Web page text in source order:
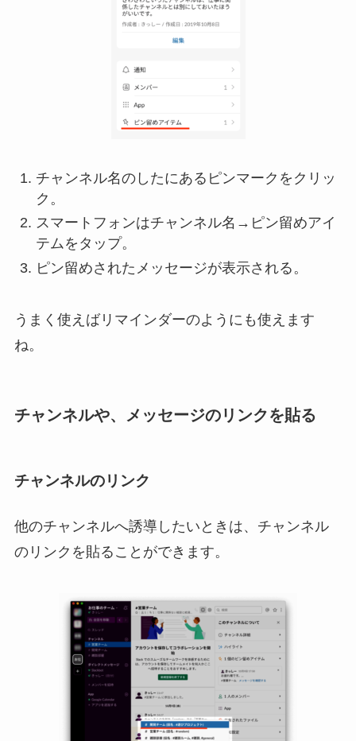
チャンネル名のしたにあるピンマークをクリッ
ク。
スマートフォンはチャンネル名→ピン留めアイ
テムをタップ。
ピン留めされたメッセージが表示される。
うまく使えばリマインダーのようにも使えます
ね。
チャンネルや、メッセージのリンクを貼る
チャンネルのリンク
他のチャンネルへ誘導したいときは、チャンネル
のリンクを貼ることができます。